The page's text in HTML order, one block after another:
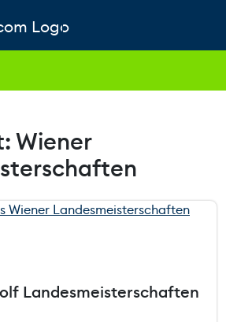
Wiener
Landesmeisterschaften